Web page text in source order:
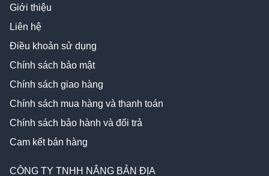
CÔNG TY TNHH NẮNG BẢN ĐỊA
Giới thiệu
Liên hệ
Điều khoản sử dụng
Chính sách bảo mật
Chính sách giao hàng
Chính sách mua hàng và thanh toán
Chính sách bảo hành và đổi trả
Cam kết bán hàng